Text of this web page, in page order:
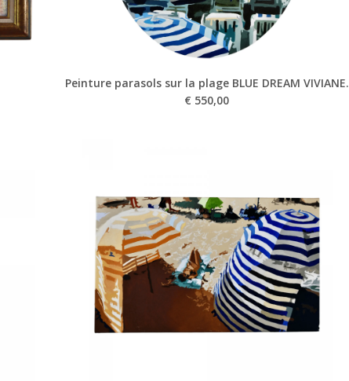
Peinture parasols sur la plage BLUE DREAM VIVIANE.
€ 550,00